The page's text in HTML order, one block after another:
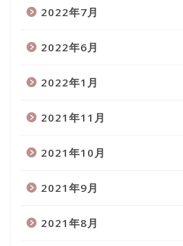
2022年7月
2022年6月
2022年1月
2021年11月
2021年10月
2021年9月
2021年8月